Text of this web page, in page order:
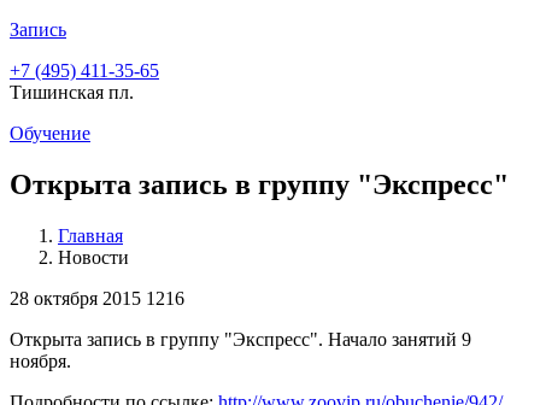
Запись
+7 (495) 411-35-65
Тишинская пл.
Обучение
Открыта запись в группу "Экспресс"
Главная
Новости
28 октября 2015 1216
Открыта запись в группу "Экспресс". Начало занятий 9
ноября.